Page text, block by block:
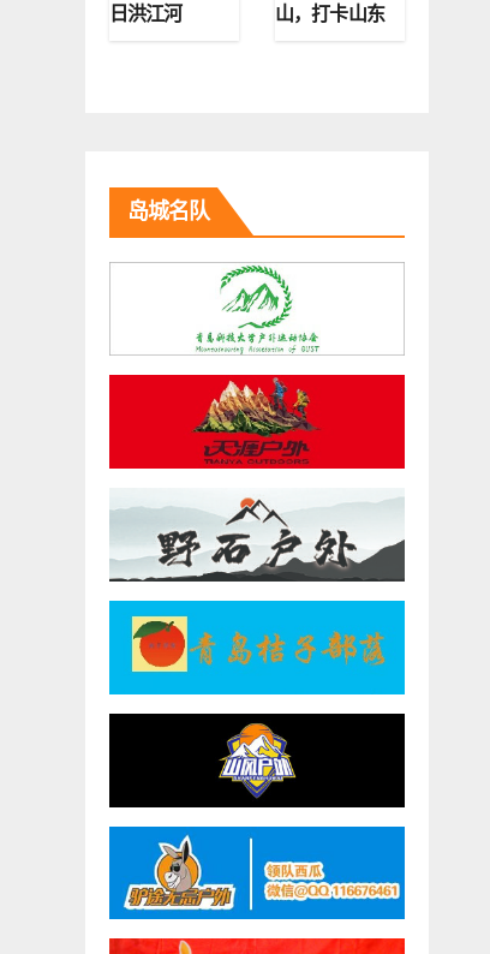
日洪江河
山，打卡山东
岛城名队